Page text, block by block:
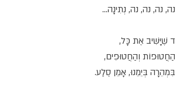
נה, נה, נה, נה, נְתִינָה...
ד שֶׁיָּשִׁיב אֶת כָּל,
הַחֲטוּפוֹת וְהַחֲטוּפִים,
בִּמְהֵרָה בְּיֵמֵנוּ, אָמֵן סֶלַע.